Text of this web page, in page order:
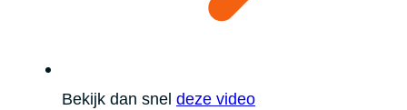
Bekijk dan snel deze video